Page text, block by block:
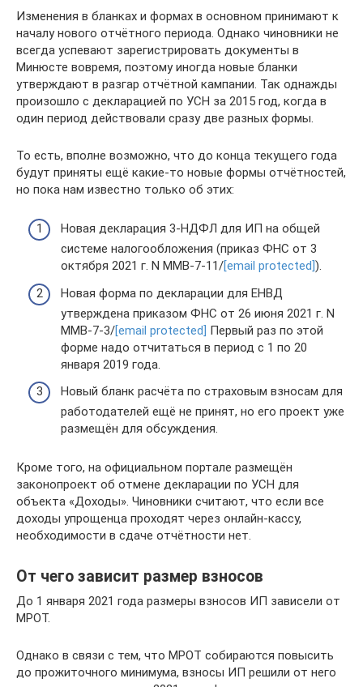
Изменения в бланках и формах в основном принимают к
началу нового отчётного периода. Однако чиновники не
всегда успевают зарегистрировать документы в
Минюсте вовремя, поэтому иногда новые бланки
утверждают в разгар отчётной кампании. Так однажды
произошло с декларацией по УСН за 2015 год, когда в
один период действовали сразу две разных формы.
То есть, вполне возможно, что до конца текущего года
будут приняты ещё какие-то новые формы отчётностей,
но пока нам известно только об этих:
Новая декларация 3-НДФЛ для ИП на общей
системе налогообложения (приказ ФНС от 3
октября 2021 г. N ММВ-7-11/[email protected]).
Новая форма по декларации для ЕНВД
утверждена приказом ФНС от 26 июня 2021 г. N
ММВ-7-3/[email protected] Первый раз по этой
форме надо отчитаться в период с 1 по 20
января 2019 года.
Новый бланк расчёта по страховым взносам для
работодателей ещё не принят, но его проект уже
размещён для обсуждения.
Кроме того, на официальном портале размещён
законопроект об отмене декларации по УСН для
объекта «Доходы». Чиновники считают, что если все
доходы упрощенца проходят через онлайн-кассу,
необходимости в сдаче отчётности нет.
От чего зависит размер взносов
До 1 января 2021 года размеры взносов ИП зависели от
МРОТ.
Однако в связи с тем, что МРОТ собираются повысить
до прожиточного минимума, взносы ИП решили от него